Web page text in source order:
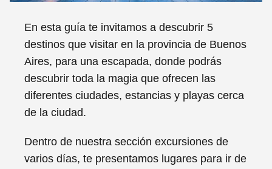
En esta guía te invitamos a descubrir 5
destinos que visitar en la provincia de Buenos
Aires, para una escapada, donde podrás
descubrir toda la magia que ofrecen las
diferentes ciudades, estancias y playas cerca
de la ciudad.
Dentro de nuestra sección excursiones de
varios días, te presentamos lugares para ir de